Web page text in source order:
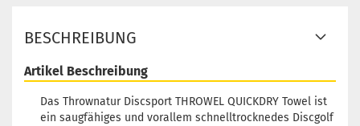
BESCHREIBUNG
Artikel Beschreibung
Das Thrownatur Discsport THROWEL QUICKDRY Towel ist
ein saugfähiges und vorallem schnelltrocknedes Discgolf